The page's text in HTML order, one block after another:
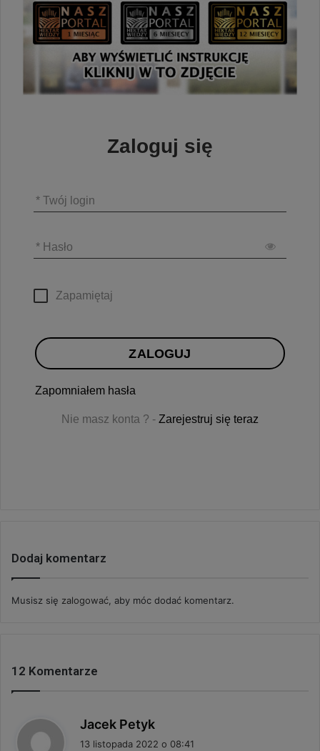
Zaloguj się
* Twój login
* Hasło
Zapamiętaj
ZALOGUJ
Zapomniałem hasła
Nie masz konta ? - Zarejestruj się teraz
Dodaj komentarz
Musisz się zalogować, aby móc dodać komentarz.
12 Komentarze
Jacek Petyk
i
13 listopada 2022 o 08:41